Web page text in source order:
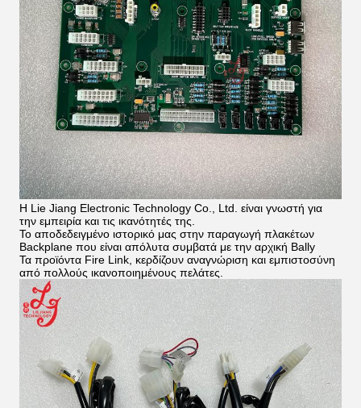
Η Lie Jiang Electronic Technology Co., Ltd. είναι γνωστή για
την εμπειρία και τις ικανότητές της.
Το αποδεδειγμένο ιστορικό μας στην παραγωγή πλακέτων
Backplane που είναι απόλυτα συμβατά με την αρχική Bally
Τα προϊόντα Fire Link, κερδίζουν αναγνώριση και εμπιστοσύνη
από πολλούς ικανοποιημένους πελάτες.